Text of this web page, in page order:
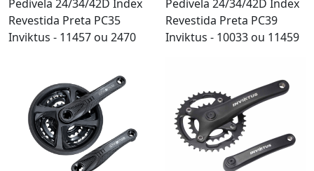
Pedivela 24/34/42D Index
Revestida Preta PC35
Inviktus - 11457 ou 2470
Pedivela 24/34/42D Index
Revestida Preta PC39
Inviktus - 10033 ou 11459